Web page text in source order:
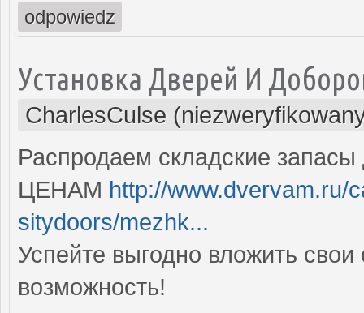
odpowiedz
Установка Дверей И
CharlesCulse
Распродаем складские
ЦЕНАМ http://www.dvervam.ru/
sitydoors/mezhk...
Успейте выгодно вложить
возможность!